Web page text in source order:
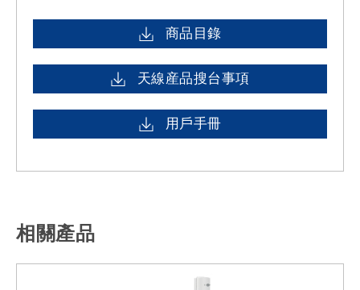
商品目錄
天線産品搜台事項
用戶手冊
相關產品